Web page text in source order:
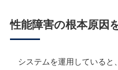
性能障害の根本原因
システムを運用していると